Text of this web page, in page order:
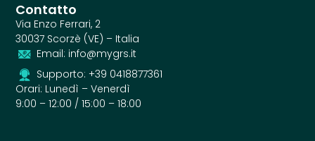
Contatto
Via Enzo Ferrari, 2
30037 Scorzè (VE) – Italia
Email: info@mygrs.it
Supporto: +39 0418877361
Orari: Lunedì – Venerdì
9:00 – 12:00 / 15:00 – 18:00